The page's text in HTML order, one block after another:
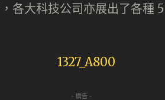
各大科技公司亦展出了各種
- 廣告 -